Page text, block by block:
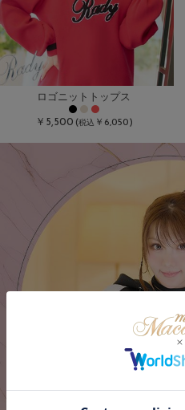
ロゴニットトップス
￥5,500 (税込 ￥6,050)